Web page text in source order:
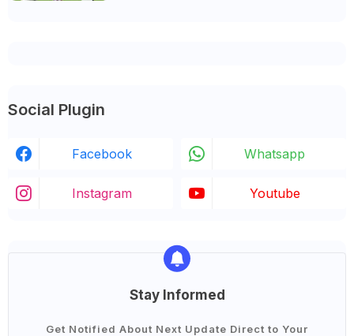
Social Plugin
Facebook Whatsapp
Instagram Youtube
Stay Informed
Get Notified About Next Update Direct to Your